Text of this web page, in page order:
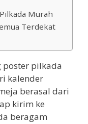
Murah
Terdekat
pilkada
kalender
berasal dari
kirim ke
beragam